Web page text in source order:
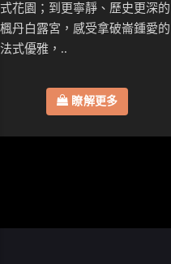
式花園；到更寧靜、歷史更深的
楓丹白露宮，感受拿破崙鍾愛的
法式優雅，..
瞭解更多